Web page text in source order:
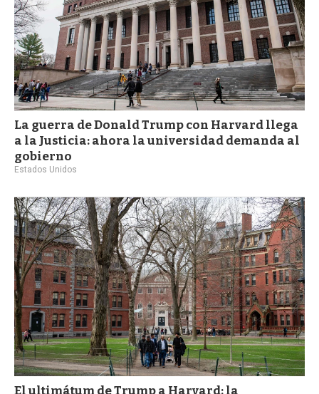
La guerra de Donald Trump con Harvard llega
a la Justicia: ahora la universidad demanda al
gobierno
Estados Unidos